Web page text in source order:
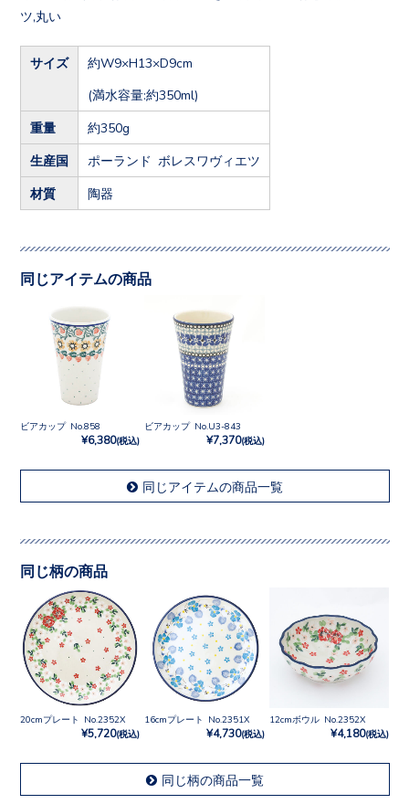
ツ,丸い
サイズ 約W9×H13×D9cm
(満水容量:約350ml)
重量 約350g
生産国 ポーランド ボレスワヴィエツ
材質 陶器
同じアイテムの商品
ビアカップ No.858
¥6,380(税込)
ビアカップ No.U3-843
¥7,370(税込)
同じアイテムの商品一覧
同じ柄の商品
20cmプレート No.2352X
¥5,720(税込)
16cmプレート No.2351X
¥4,730(税込)
12cmボウル No.2352X
¥4,180(税込)
同じ柄の商品一覧